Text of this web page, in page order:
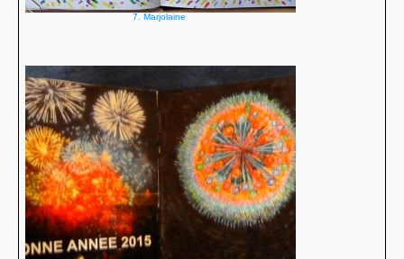
7. Marjolaine